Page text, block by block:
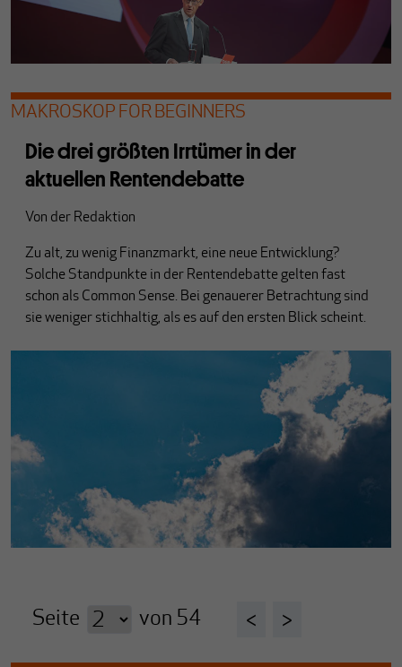
MAKROSKOP FOR BEGINNERS
Die drei größten Irrtümer in der
aktuellen Rentendebatte
Von der Redaktion
Zu alt, zu wenig Finanzmarkt, eine neue Entwicklung?
Solche Standpunkte in der Rentendebatte gelten fast
schon als Common Sense. Bei genauerer Betrachtung sind
sie weniger stichhaltig, als es auf den ersten Blick scheint.
Seite von 54 < >